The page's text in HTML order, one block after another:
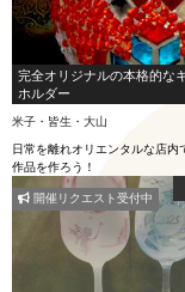
完全オリジナルの本格的な
ホルダー
米子・皆生・大山
日常を離れオリエンタルな店内
作品を作ろう！
開催リクエスト受付中